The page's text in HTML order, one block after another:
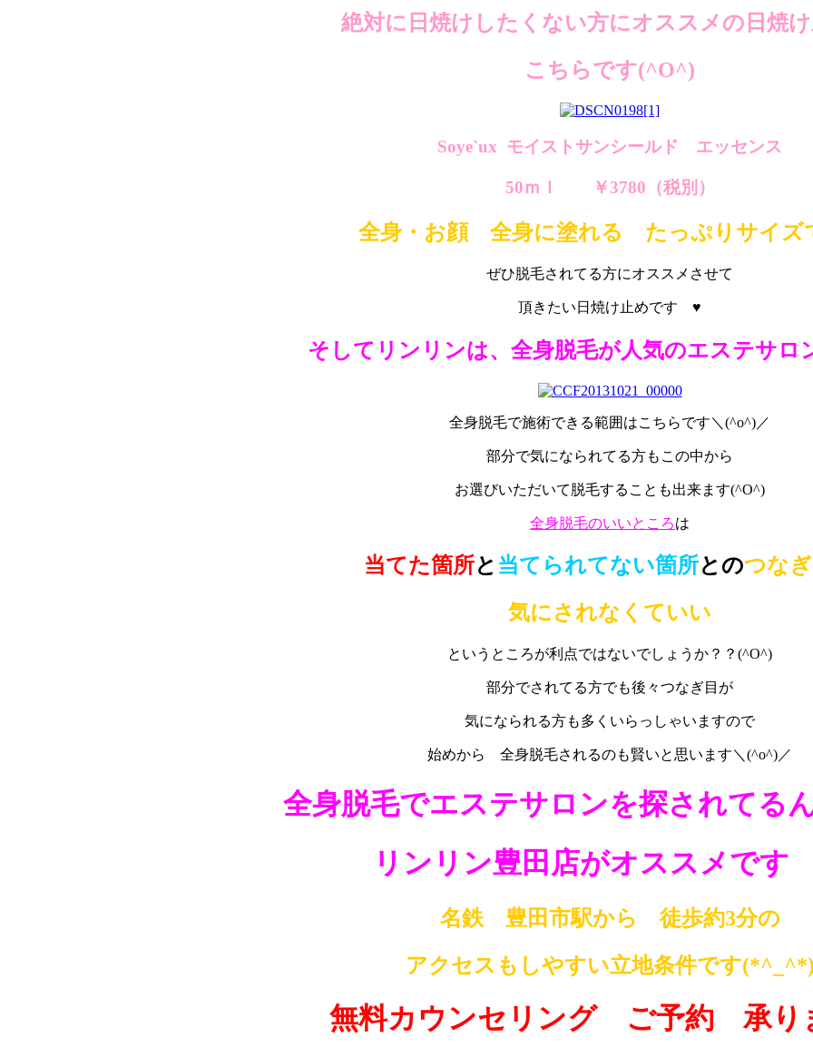
絶対に日焼けしたくない方にオススメの日焼
こちらです(^O^)
Soye`ux モイストサンシールド エッセンス
50ｍｌ ￥3780（税別）
全身・お顔 全身に塗れる たっぷりサイズ
ぜひ脱毛されてる方にオススメさせて
頂きたい日焼け止めです ♥
そしてリンリンは、全身脱毛が人気のエステサ
全身脱毛で施術できる範囲はこちらです＼(^o^)／
部分で気になられてる方もこの中から
お選びいただいて脱毛することも出来ます(^O^)
全身脱毛のいいところは
当てた箇所と 当てられてない箇所とのつなぎ
気にされなくていい
というところが利点ではないでしょうか？？(^O^)
部分でされてる方でも後々つなぎ目が
気になられる方も多くいらっしゃいますので
始めから 全身脱毛されるのも賢いと思います＼(^o^)／
全身脱毛でエステサロンを探されてる
リンリン豊田店がオススメで
名鉄 豊田市駅から 徒歩約3分の
アクセスもしやすい立地条件です(*^_^*)
無料カウンセリング ご予約 承り